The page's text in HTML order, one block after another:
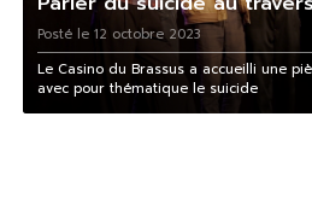
Posté le 12 octobre 2023
Le Casino du Brassus a accueilli une
avec pour thématique le suicide